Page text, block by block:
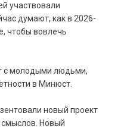
участвовали
думают, как в 2026-
чтобы вовлечь
с молодыми людьми,
в Минюст.
новый проект
Новый